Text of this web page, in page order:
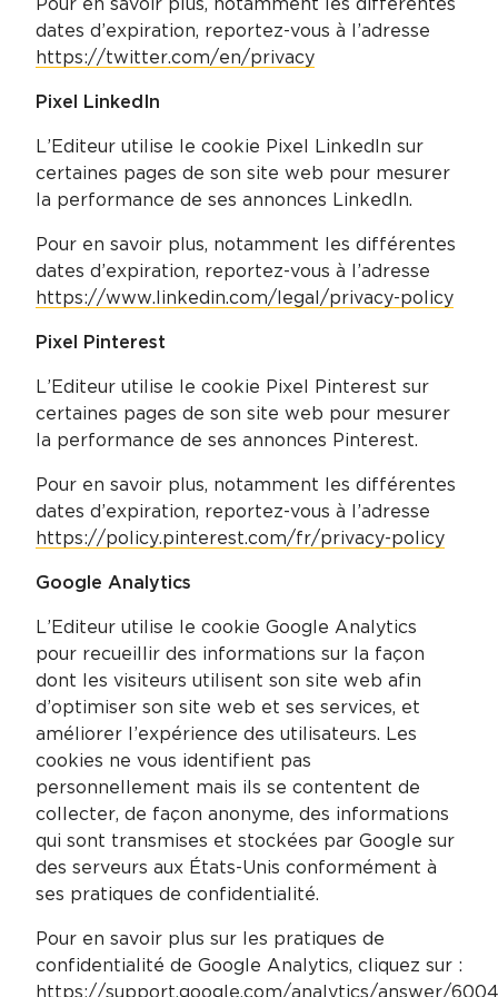
Pour en savoir plus, notamment les différentes
dates d’expiration, reportez-vous à l’adresse
https://twitter.com/en/privacy
Pixel LinkedIn
L’Editeur utilise le cookie Pixel LinkedIn sur
certaines pages de son site web pour mesurer
la performance de ses annonces LinkedIn.
Pour en savoir plus, notamment les différentes
dates d’expiration, reportez-vous à l’adresse
https://www.linkedin.com/legal/privacy-policy
Pixel Pinterest
L’Editeur utilise le cookie Pixel Pinterest sur
certaines pages de son site web pour mesurer
la performance de ses annonces Pinterest.
Pour en savoir plus, notamment les différentes
dates d’expiration, reportez-vous à l’adresse
https://policy.pinterest.com/fr/privacy-policy
Google Analytics
L’Editeur utilise le cookie Google Analytics
pour recueillir des informations sur la façon
dont les visiteurs utilisent son site web afin
d’optimiser son site web et ses services, et
améliorer l’expérience des utilisateurs. Les
cookies ne vous identifient pas
personnellement mais ils se contentent de
collecter, de façon anonyme, des informations
qui sont transmises et stockées par Google sur
des serveurs aux États-Unis conformément à
ses pratiques de confidentialité.
Pour en savoir plus sur les pratiques de
confidentialité de Google Analytics, cliquez sur :
https://support.google.com/analytics/answer/